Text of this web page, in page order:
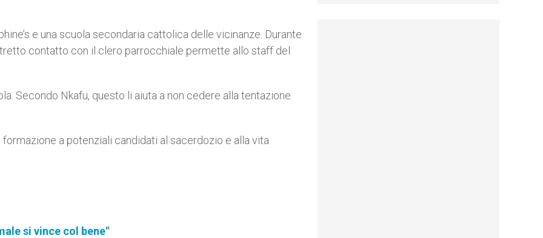
e una scuola secondaria cattolica delle vicinanze. Durante
contatto con il clero parrocchiale permette allo staff del
Secondo Nkafu, questo li aiuta a non cedere alla tentazione
a potenziali candidati al sacerdozio e alla vita
si vince col bene"